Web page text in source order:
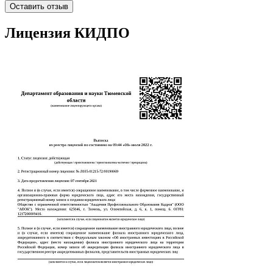
Оставить отзыв
Лицензия КИДПО